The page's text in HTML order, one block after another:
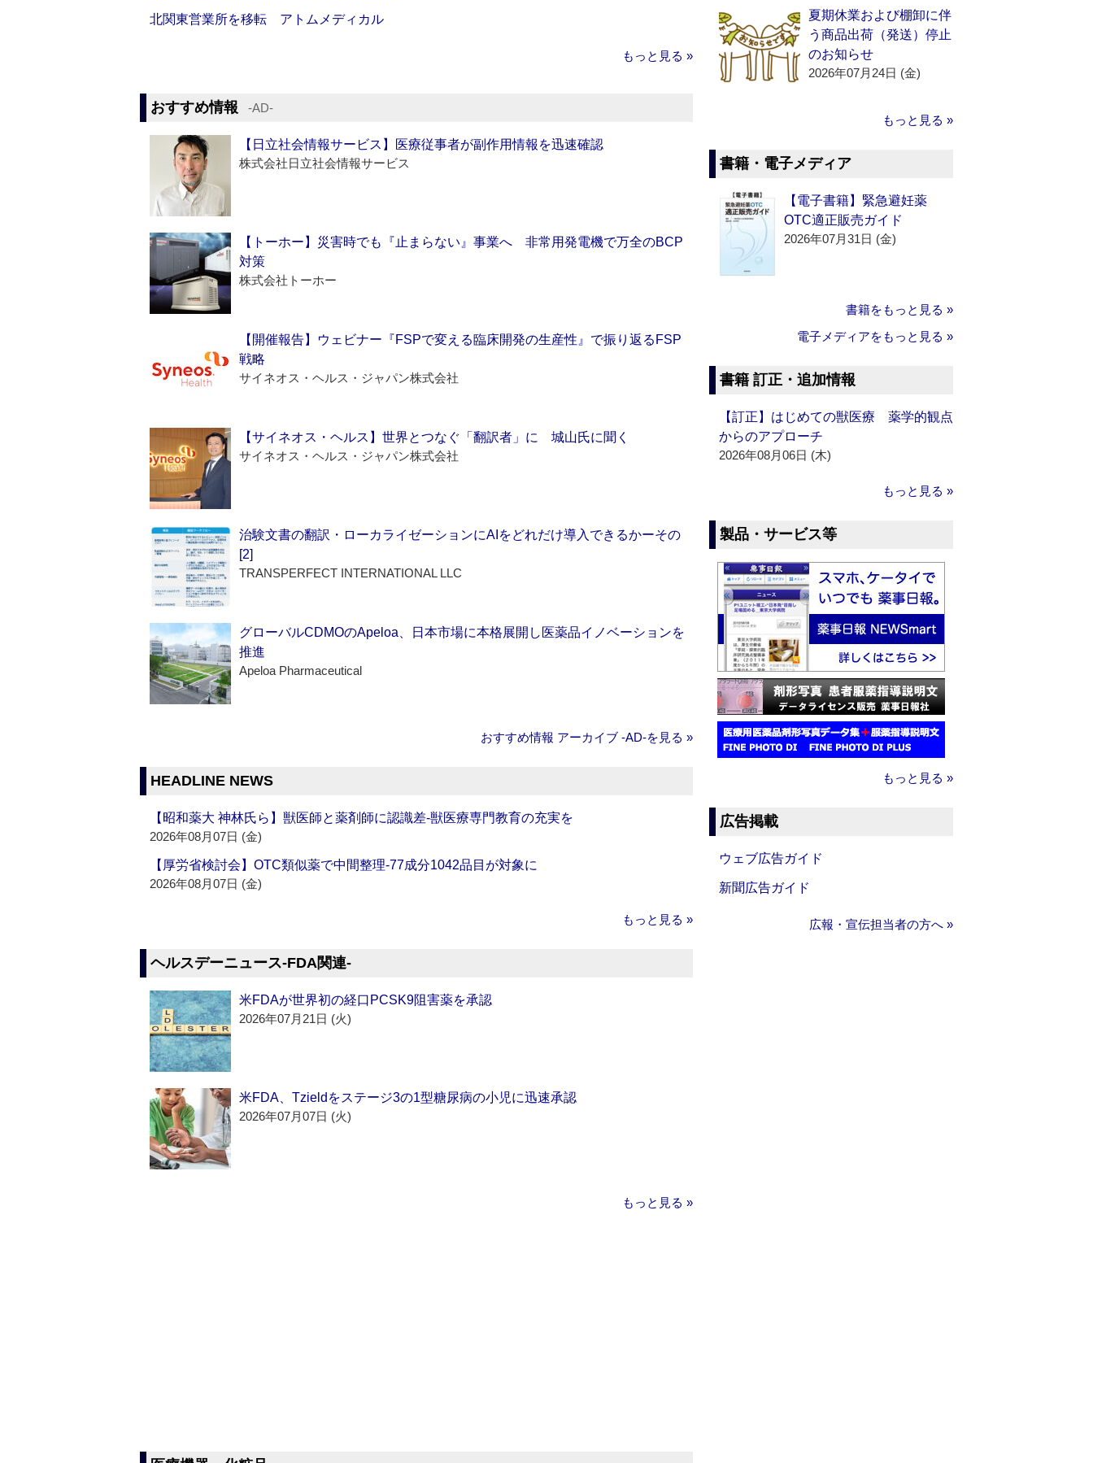
北関東営業所を移転 アトムメディカル
もっと見る »
おすすめ情報 ‐AD‐
【日立社会情報サービス】医療従事者が副作用情報を迅速確認
株式会社日立社会情報サービス
【トーホー】災害時でも『止まらない』事業へ 非常用発電機で万全のBCP
対策
株式会社トーホー
【開催報告】ウェビナー『FSPで変える臨床開発の生産性』で振り返るFSP
戦略
サイネオス・ヘルス・ジャパン株式会社
【サイネオス・ヘルス】世界とつなぐ「翻訳者」に 城山氏に聞く
サイネオス・ヘルス・ジャパン株式会社
治験文書の翻訳・ローカライゼーションにAIをどれだけ導入できるかーその
[2]
TRANSPERFECT INTERNATIONAL LLC
グローバルCDMOのApeloa、日本市場に本格展開し医薬品イノベーションを
推進
Apeloa Pharmaceutical
おすすめ情報 アーカイブ ‐AD‐を見る »
HEADLINE NEWS
【昭和薬大 神林氏ら】獣医師と薬剤師に認識差‐獣医療専門教育の充実を
2026年08月07日 (金)
【厚労省検討会】OTC類似薬で中間整理‐77成分1042品目が対象に
2026年08月07日 (金)
もっと見る »
ヘルスデーニュース‐FDA関連‐
米FDAが世界初の経口PCSK9阻害薬を承認
2026年07月21日 (火)
米FDA、Tzieldをステージ3の1型糖尿病の小児に迅速承認
2026年07月07日 (火)
もっと見る »
夏期休業および棚卸に伴
う商品出荷（発送）停止
のお知らせ
2026年07月24日 (金)
もっと見る »
書籍・電子メディア
【電子書籍】緊急避妊薬
OTC適正販売ガイド
2026年07月31日 (金)
書籍をもっと見る »
電子メディアをもっと見る »
書籍 訂正・追加情報
【訂正】はじめての獣医療 薬学的観点
からのアプローチ
2026年08月06日 (木)
もっと見る »
製品・サービス等
もっと見る »
広告掲載
ウェブ広告ガイド
新聞広告ガイド
広報・宣伝担当者の方へ »